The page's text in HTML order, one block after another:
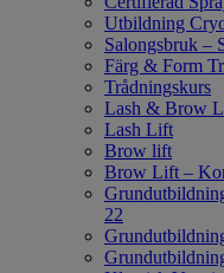
Utbildning
Salongsbruk –
Färg & Form
Trådningskurs
Lash & Brow
Lash Lift
Brow lift
Brow Lift –
22